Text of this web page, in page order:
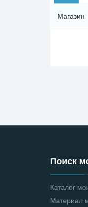
Магазин
Поиск
Каталог
Материал